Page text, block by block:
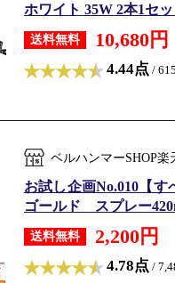
ホワイト 35W 2本1セ
送料無料 10,680円
4.44点 /
ベルハンマーSHOP
お試し企画No.010【
ゴールド スプレー
送料無料 2,200円
4.78点 /